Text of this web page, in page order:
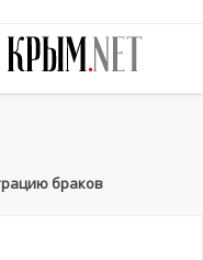
браков